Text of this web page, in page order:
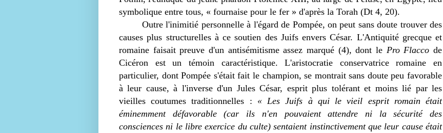
symbolique entre tous, « fournaise pour le fer » d'après la Torah (Dt 4, 20).
Outre l'inimitié personnelle à l'égard de Pompée, on peut sans doute trouver des
causes plus structurelles à ce soutien des Juifs envers César. L'Antiquité grecque et
romaine faisait preuve d'un antisémitisme assez marqué (4), dont le Pro Flacco de
Cicéron est un témoin caractéristique. L'aristocratie conservatrice romaine en
particulier, dont Pompée s'était fait le champion, se montrait sans doute peu favorable
à leur cause, à l'inverse d'un Jules César, esprit plus tolérant et moins lié par les
vieilles coutumes traditionnelles : « Les Juifs à qui le vieil esprit romain était
éminemment défavorable (car ils n'en pouvaient attendre ni la sécurité des
consciences ni le libre exercice du culte) sentaient instinctivement que leur cause était